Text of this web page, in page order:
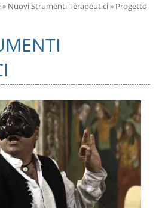
» Nuovi Strumenti Terapeutici» Progetto